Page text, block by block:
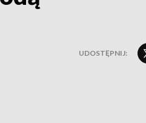
UDOSTĘPNIJ: